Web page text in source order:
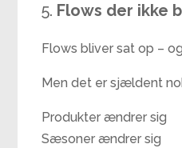
5. Flows der ikke
Flows bliver sat op –
Men det er sjældent
Produkter ændrer sig
Sæsoner ændrer sig